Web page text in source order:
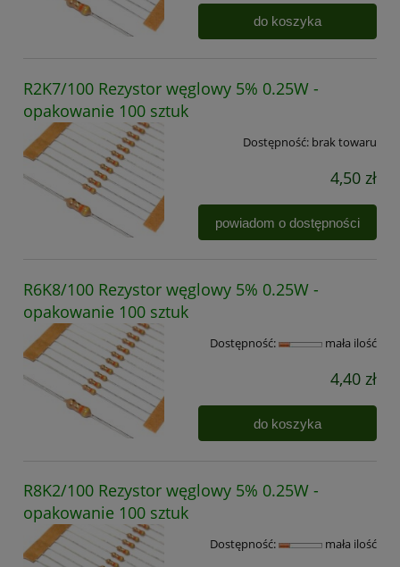
do koszyka
R2K7/100 Rezystor węglowy 5% 0.25W -
opakowanie 100 sztuk
Dostępność: brak towaru
4,50 zł
powiadom o dostępności
R6K8/100 Rezystor węglowy 5% 0.25W -
opakowanie 100 sztuk
Dostępność: mała ilość
4,40 zł
do koszyka
R8K2/100 Rezystor węglowy 5% 0.25W -
opakowanie 100 sztuk
Dostępność: mała ilość